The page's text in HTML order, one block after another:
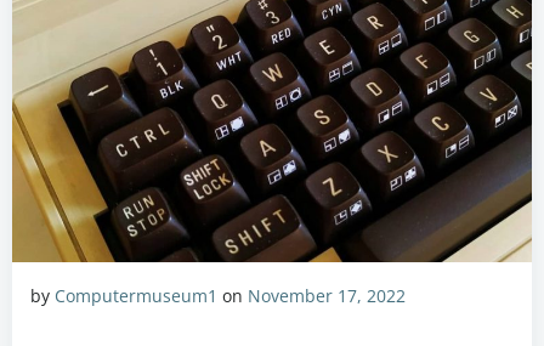
by Computermuseum1 on November 17, 2022